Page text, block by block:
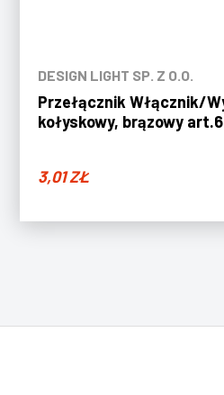
DESIGN LIGHT SP. Z O.O.
Przełącznik Włącznik/
kołyskowy, brązowy
3,01ZŁ